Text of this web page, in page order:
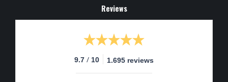
Reviews
9.7 / 10 1.695 reviews